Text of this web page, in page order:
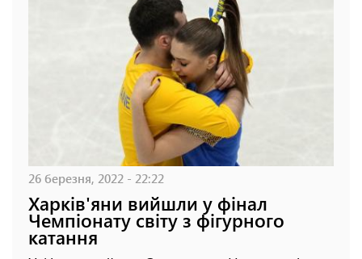
26 березня, 2022 - 22:22
Харків'яни вийшли у фінал
Чемпіонату світу з фігурного
катання